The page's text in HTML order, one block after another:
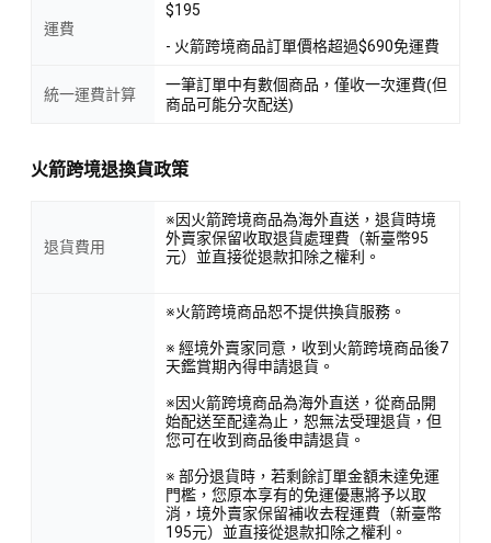
運費
$195
- 火箭跨境商品訂單價格超過$690免運費
統一運費計算
一筆訂單中有數個商品，僅收一次運費(但
商品可能分次配送)
火箭跨境退換貨政策
退貨費用
※因火箭跨境商品為海外直送，退貨時境
外賣家保留收取退貨處理費（新臺幣95
元）並直接從退款扣除之權利。
※火箭跨境商品恕不提供換貨服務。
※ 經境外賣家同意，收到火箭跨境商品後7
天鑑賞期內得申請退貨。
※因火箭跨境商品為海外直送，從商品開
始配送至配達為止，恕無法受理退貨，但
您可在收到商品後申請退貨。
※ 部分退貨時，若剩餘訂單金額未達免運
門檻，您原本享有的免運優惠將予以取
消，境外賣家保留補收去程運費（新臺幣
195元）並直接從退款扣除之權利。